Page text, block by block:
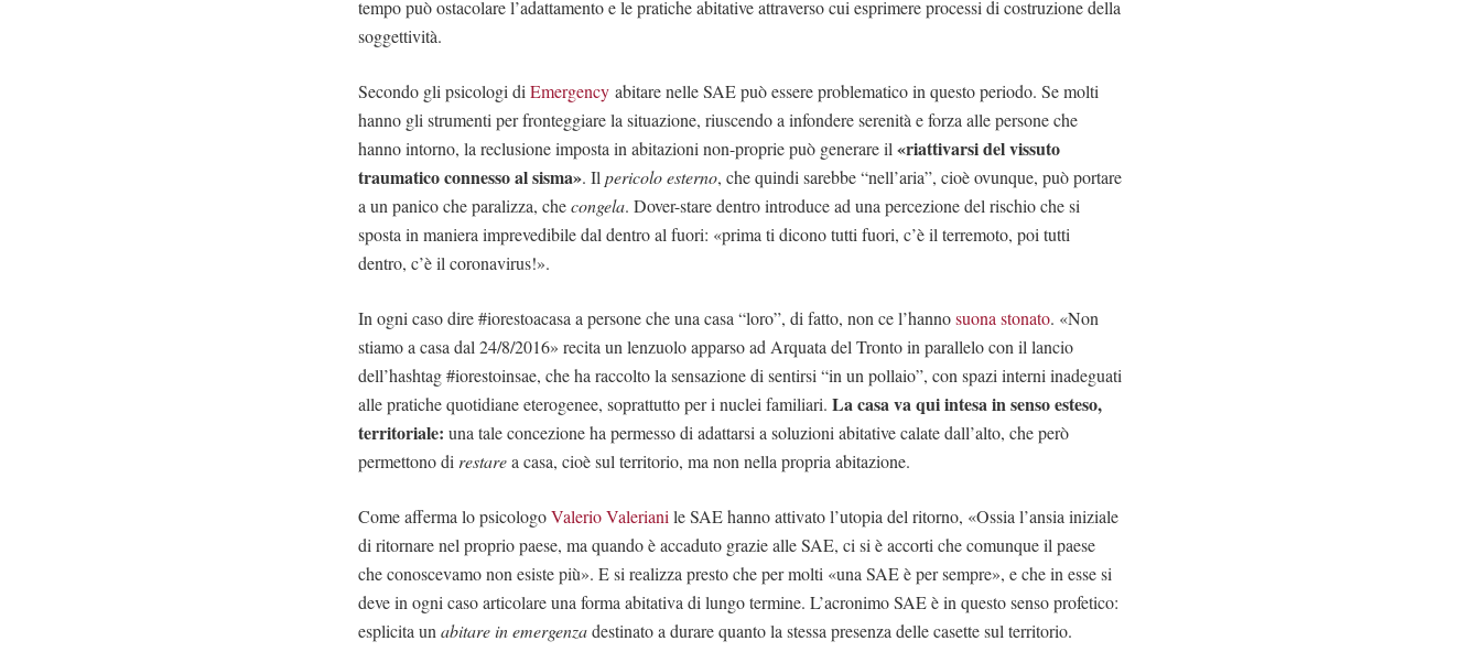
tempo può ostacolare l’adattamento e le pratiche abitative attraverso cui esprimere processi di costruzione della
soggettività.
Secondo gli psicologi diEmergency abitare nelle SAE può essere problematico in questo periodo. Se molti
hanno gli strumenti per fronteggiare la situazione, riuscendo a infondere serenità e forza alle persone che
hanno intorno, la reclusione imposta in abitazioni non-proprie può generare il«riattivarsi del vissuto
traumatico connesso al sisma». Ilpericolo esterno, che quindi sarebbe “nell’aria”, cioè ovunque, può portare
a un panico che paralizza, checongela. Dover-stare dentro introduce ad una percezione del rischio che si
sposta in maniera imprevedibile dal dentro al fuori: «prima ti dicono tutti fuori, c’è il terremoto, poi tutti
dentro, c’è il coronavirus!».
In ogni caso dire #iorestoacasa a persone che una casa “loro”, di fatto, non ce l’hannosuona stonato. «Non
stiamo a casa dal 24/8/2016» recita un lenzuolo apparso ad Arquata del Tronto in parallelo con il lancio
dell’hashtag #iorestoinsae, che ha raccolto la sensazione di sentirsi “in un pollaio”, con spazi interni inadeguati
alle pratiche quotidiane eterogenee, soprattutto per i nuclei familiari.La casa va qui intesa in senso esteso,
territoriale: una tale concezione ha permesso di adattarsi a soluzioni abitative calate dall’alto, che però
permettono di restarea casa, cioè sul territorio, ma non nella propria abitazione.
Come afferma lo psicologoValerio Valeriani le SAE hanno attivato l’utopia del ritorno, «Ossia l’ansia iniziale
di ritornare nel proprio paese, ma quando è accaduto grazie alle SAE, ci si è accorti che comunque il paese
che conoscevamo non esiste più». E si realizza presto che per molti «una SAE è per sempre», e che in esse si
deve in ogni caso articolare una forma abitativa di lungo termine. L’acronimo SAE è in questo senso profetico:
esplicita unabitare in emergenzadestinato a durare quanto la stessa presenza delle casette sul territorio.